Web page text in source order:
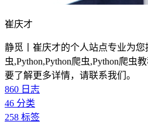
崔庆才
静觅丨崔庆才的个人站点专业为
虫,Python,Python爬虫,Python爬虫
要了解更多详情，请联系我们。
860 日志
46 分类
258 标签